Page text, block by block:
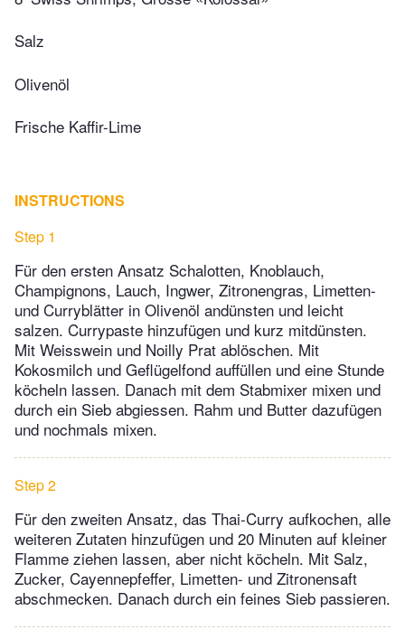
Salz
Olivenöl
Frische Kaffir-Lime
INSTRUCTIONS
Step 1
Für den ersten Ansatz Schalotten, Knoblauch,
Champignons, Lauch, Ingwer, Zitronengras, Limetten-
und Curryblätter in Olivenöl andünsten und leicht
salzen. Currypaste hinzufügen und kurz mitdünsten.
Mit Weisswein und Noilly Prat ablöschen. Mit
Kokosmilch und Geflügelfond auffüllen und eine Stunde
köcheln lassen. Danach mit dem Stabmixer mixen und
durch ein Sieb abgiessen. Rahm und Butter dazufügen
und nochmals mixen.
Step 2
Für den zweiten Ansatz, das Thai-Curry aufkochen, alle
weiteren Zutaten hinzufügen und 20 Minuten auf kleiner
Flamme ziehen lassen, aber nicht köcheln. Mit Salz,
Zucker, Cayennepfeffer, Limetten- und Zitronensaft
abschmecken. Danach durch ein feines Sieb passieren.